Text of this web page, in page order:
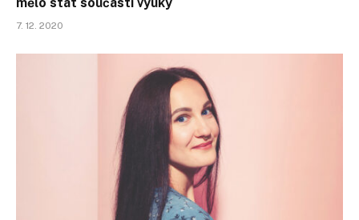
mělo stát součástí výuky
7. 12. 2020